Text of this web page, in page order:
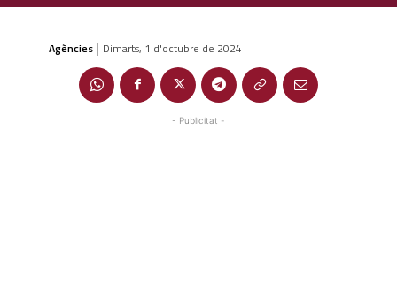
Agències | Dimarts, 1 d'octubre de 2024
- Publicitat -